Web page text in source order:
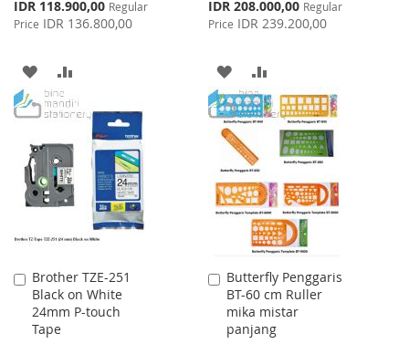
Special
Price
IDR 118.900,00 Regular
Price IDR 136.800,00
ADD
TO
LIST
TO
COMPARE
Special
Price
IDR 208.000,00 Regular
Price IDR 239.200,00
ADD
TO
WISH
LIST
TO
COMPARE
Brother TZE-251
Black on White
24mm P-touch
Tape
Add
to
Cart
Butterfly Penggaris
BT-60 cm Ruller
mika mistar
panjang
Add
to
Cart